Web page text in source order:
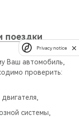
поездки
Ваш автомобиль,
проверить:
системы,
Privacy notice